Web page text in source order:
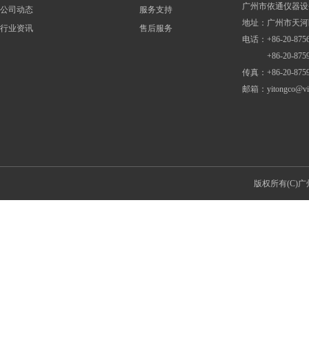
广州市依通仪器
地址：广州市天
电话：+86-20-
+86-20-
传真：+86-20-
邮箱：
公司动态
行业资讯
服务支持
售后服务
版权所有(C)